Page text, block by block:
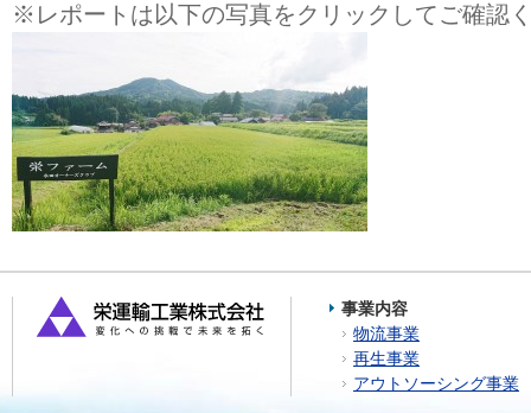
※レポートは以下の写真をクリックしてご確認
事業内容
物流事業
再生事業
アウトソーシング事業